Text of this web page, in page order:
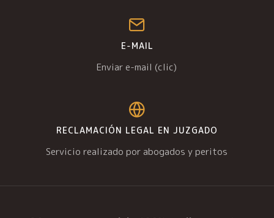
E-MAIL
Enviar e-mail (clic)
RECLAMACIÓN LEGAL EN JUZGADO
Servicio realizado por abogados y peritos